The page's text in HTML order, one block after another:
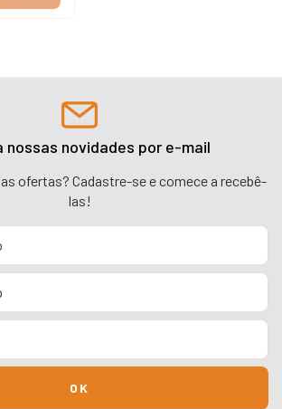
nossas novidades por e-mail
ofertas? Cadastre-se e comece a recebê-
las!